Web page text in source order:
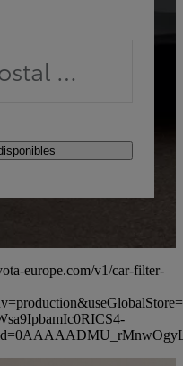
/
europe.com/v1/car-filter-